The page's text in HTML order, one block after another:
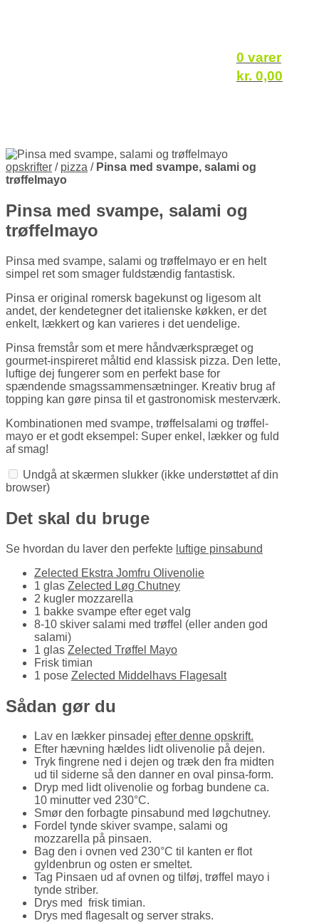
0 varer
kr. 0,00
opskrifter / pizza / Pinsa med svampe, salami og
trøffelmayo
Pinsa med svampe, salami og
trøffelmayo
Pinsa med svampe, salami og trøffel­mayo er en helt
simpel ret som smager fuldstændig fantastisk.
Pinsa er original romersk bagekunst og ligesom alt
andet, der kende­tegner det italienske køkken, er det
enkelt, lækkert og kan varieres i det uendelige.
Pinsa fremstår som et mere håndværks­præget og
gourmet-inspireret måltid end klassisk pizza. Den lette,
luftige dej fungerer som en perfekt base for
spændende smags­sammen­sætninger. Kreativ brug af
topping kan gøre pinsa til et gastronomisk mesterværk.
Kombinationen med svampe, trøffel­salami og trøffel­
mayo er et godt eksempel: Super enkel, lækker og fuld
af smag!
Undgå at skærmen slukker (ikke understøttet af din
browser)
Det skal du bruge
Se hvordan du laver den perfekte luftige pinsabund
Zelected Ekstra Jomfru Olivenolie
1 glas Zelected Løg Chutney
2 kugler mozzarella
1 bakke svampe efter eget valg
8-10 skiver salami med trøffel (eller anden god
salami)
1 glas Zelected Trøffel Mayo
Frisk timian
1 pose Zelected Middelhavs Flagesalt
Sådan gør du
Lav en lækker pinsadej efter denne opskrift.
Efter hævning hældes lidt olivenolie på dejen.
Tryk fingrene ned i dejen og træk den fra midten
ud til siderne så den danner en oval pinsa-form.
Dryp med lidt oliven­olie og forbag bundene ca.
10 minutter ved 230°C.
Smør den forbagte pinsa­bund med løgchutney.
Fordel tynde skiver svampe, salami og
mozzarella på pinsaen.
Bag den i ovnen ved 230°C til kanten er flot
gyldenbrun og osten er smeltet.
Tag Pinsaen ud af ovnen og tilføj, trøffel mayo i
tynde striber.
Drys med frisk timian.
Drys med flagesalt og server straks.